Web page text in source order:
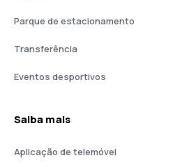
Parque de estacionamento
Transferência
Eventos desportivos
Saiba mais
Aplicação de telemóvel